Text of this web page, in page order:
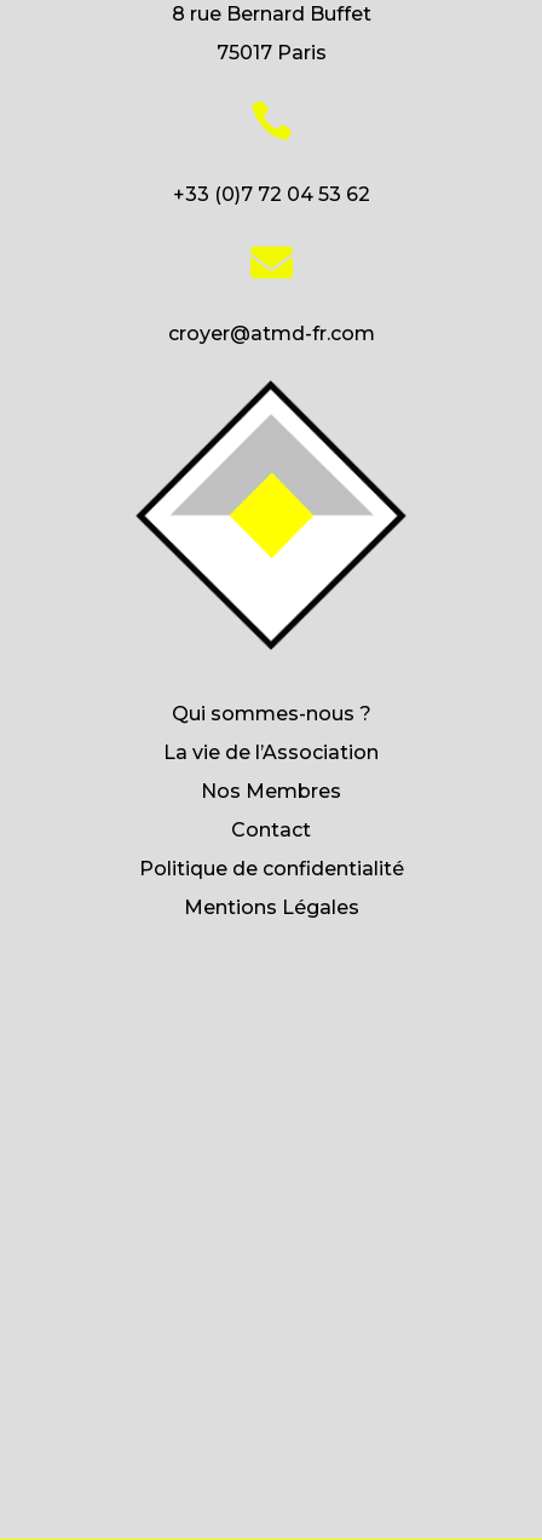
8 rue Bernard Buffet
75017 Paris

+33 (0)7 72 04 53 62

croyer@atmd-fr.com
Qui sommes-nous ?
La vie de l’Association
Nos Membres
Contact
Politique de confidentialité
Mentions Légales